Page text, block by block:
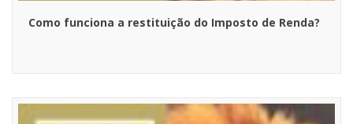
Como funciona a restituição do Imposto de Renda?